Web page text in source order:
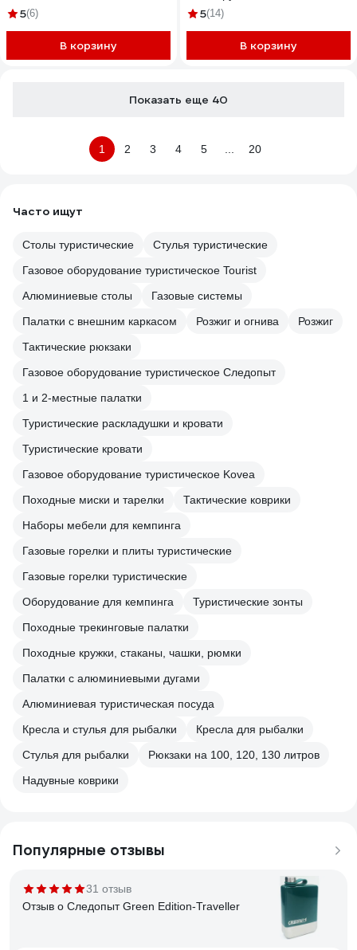
5(6)
В корзину
5(14)
В корзину
Показать еще 40
1 2 3 4 5 20
Часто ищут
Столы туристические
Стулья туристические
Газовое оборудование туристическое Tourist
Алюминиевые столы
Газовые системы
Палатки с внешним каркасом
Розжиг и огнива
Розжиг
Тактические рюкзаки
Газовое оборудование туристическое Следопыт
1 и 2-местные палатки
Туристические раскладушки и кровати
Туристические кровати
Газовое оборудование туристическое Kovea
Походные миски и тарелки
Тактические коврики
Наборы мебели для кемпинга
Газовые горелки и плиты туристические
Газовые горелки туристические
Оборудование для кемпинга
Туристические зонты
Походные трекинговые палатки
Походные кружки, стаканы, чашки, рюмки
Палатки с алюминиевыми дугами
Алюминиевая туристическая посуда
Кресла и стулья для рыбалки
Кресла для рыбалки
Стулья для рыбалки
Рюкзаки на 100, 120, 130 литров
Надувные коврики
Популярные отзывы
31 отзыв
Отзыв о Следопыт Green Edition-Traveller